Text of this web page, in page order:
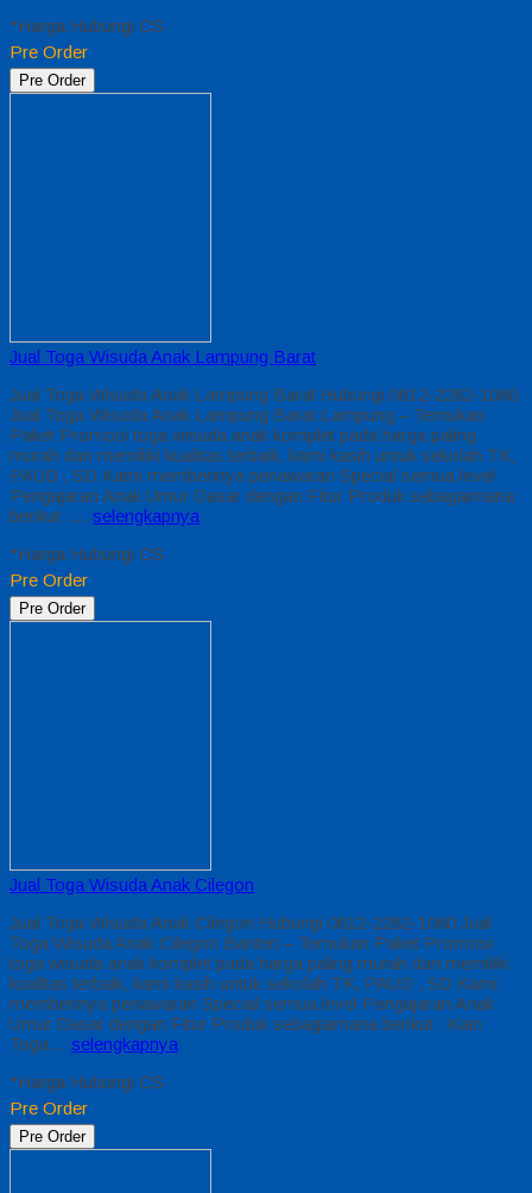
*Harga Hubungi CS
Pre Order
Pre Order
Jual Toga Wisuda Anak Lampung Barat
Jual Toga Wisuda Anak Lampung Barat Hubungi 0812-2282-1060
Jual Toga Wisuda Anak Lampung Barat Lampung – Temukan
Paket Promosi toga wisuda anak komplet pada harga paling
murah dan memiliki kualitas terbaik, kami kasih untuk sekolah TK,
PAUD , SD Kami memberinya penawaran Special semua level
Pengajaran Anak Umur Dasar dengan Fitur Produk sebagaimana
berikut :… selengkapnya
*Harga Hubungi CS
Pre Order
Pre Order
Jual Toga Wisuda Anak Cilegon
Jual Toga Wisuda Anak Cilegon Hubungi 0812-2282-1060 Jual
Toga Wisuda Anak Cilegon Banten – Temukan Paket Promosi
toga wisuda anak komplet pada harga paling murah dan memiliki
kualitas terbaik, kami kasih untuk sekolah TK, PAUD , SD Kami
memberinya penawaran Special semua level Pengajaran Anak
Umur Dasar dengan Fitur Produk sebagaimana berikut : Kain
Toga… selengkapnya
*Harga Hubungi CS
Pre Order
Pre Order